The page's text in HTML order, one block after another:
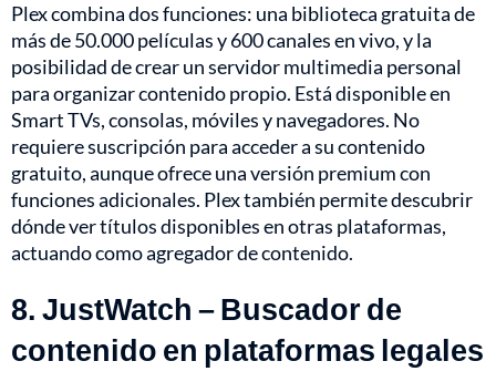
Plex combina dos funciones: una biblioteca gratuita de
más de 50.000 películas y 600 canales en vivo, y la
posibilidad de crear un servidor multimedia personal
para organizar contenido propio. Está disponible en
Smart TVs, consolas, móviles y navegadores. No
requiere suscripción para acceder a su contenido
gratuito, aunque ofrece una versión premium con
funciones adicionales. Plex también permite descubrir
dónde ver títulos disponibles en otras plataformas,
actuando como agregador de contenido.
8. JustWatch – Buscador de
contenido en plataformas legales